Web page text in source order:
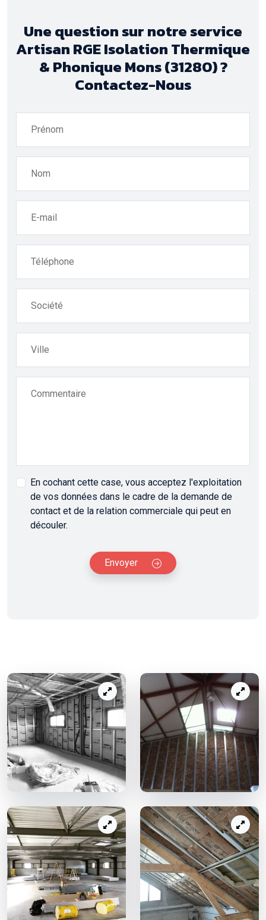
Une question sur notre service
Artisan RGE Isolation Thermique
& Phonique Mons (31280) ?
Contactez-Nous
Prénom
Nom
E-mail
Téléphone
Société
Ville
Commentaire
En cochant cette case, vous acceptez l'exploitation
de vos données dans le cadre de la demande de
contact et de la relation commerciale qui peut en
découler.
Envoyer